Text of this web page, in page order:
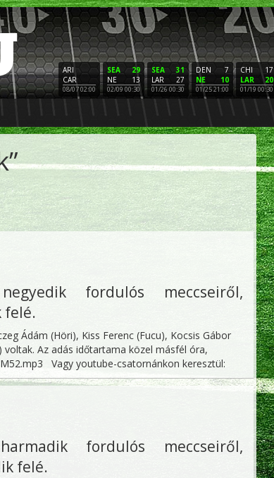
ARI
CAR
08/07 02:00
29
SEA
13
NE
02/09 00:30
31
SEA
27
LAR
01/26 00:30
7
DEN
10
NE
01/25 21:00
17
CHI
20
LAR
01/19 00:30
fordulós meccseiről,
felé.
Ádám (Höri), Kiss Ferenc (Fucu), Kocsis Gábor
Az adás időtartama közel másfél óra,
Vagy youtube-csatornánkon keresztül:
fordulós meccseiről,
felé.